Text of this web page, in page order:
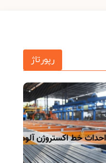
رپورتاژ